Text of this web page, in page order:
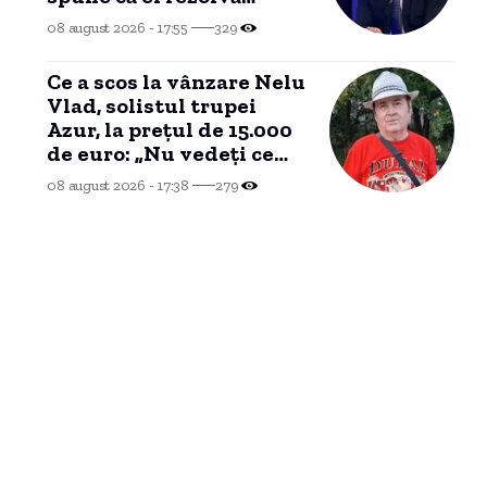
problemele românilor””
08 august 2026 - 17:55 329
Ce a scos la vânzare Nelu
Vlad, solistul trupei
Azur, la prețul de 15.000
de euro: „Nu vedeți ce
este în țara asta? Nu mai
am timp”
08 august 2026 - 17:38 279